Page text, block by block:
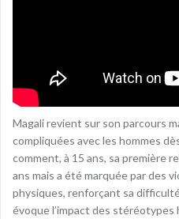
Magali revient sur son parcours
compliquées avec les hommes
comment, à 15 ans, sa première
ans mais a été marquée par des
physiques, renforçant sa
évoque l’impact des stéréotypes